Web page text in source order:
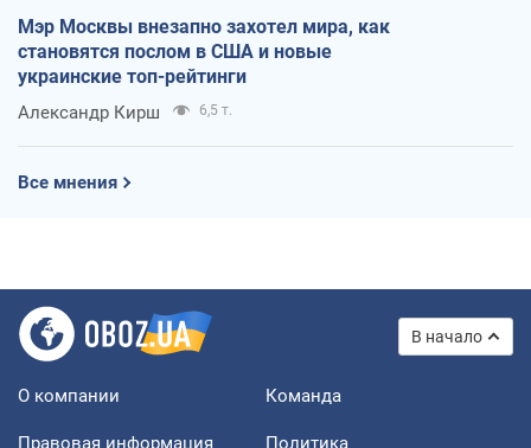
Мэр Москвы внезапно захотел мира, как
становятся послом в США и новые
украинские топ-рейтинги
Александр Кирш 6,5 т.
Все мнения
В начало
О компании Команда
Правовая информация
Политика